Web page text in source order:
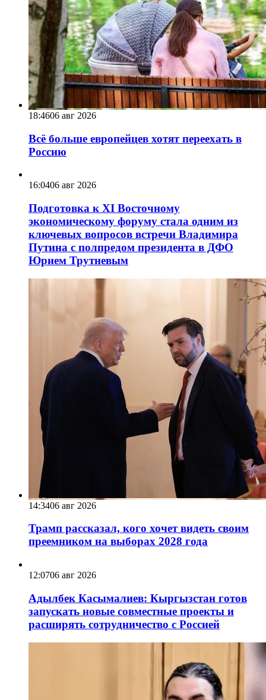
18:4606 авг 2026
Всё больше европейцев хотят переехать в
Россию
16:0406 авг 2026
Подготовка к XI Восточному
экономическому форуму стала одним из
ключевых вопросов встречи Владимира
Путина с полпредом президента в ДФО
Юрием Трутневым
14:3406 авг 2026
Трамп рассказал, кого хочет видеть своим
преемником на выборах 2028 года
12:0706 авг 2026
Адылбек Касымалиев: Кыргызстан готов
запускать новые совместные проекты и
расширять сотрудничество с Россией